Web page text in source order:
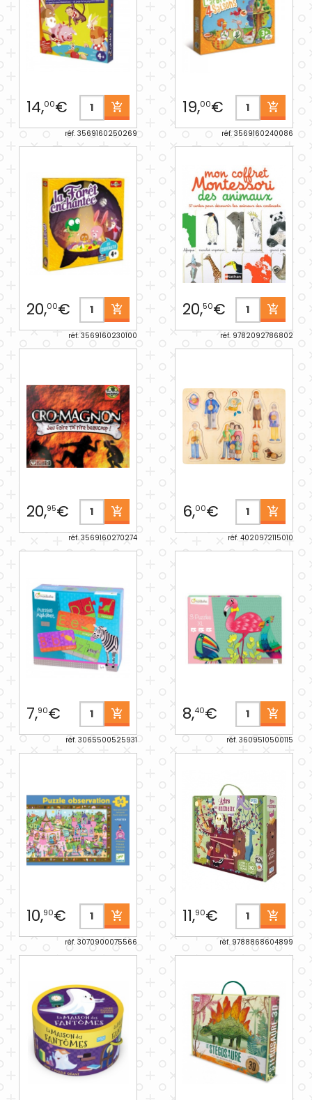
14,00€
réf. 3569160250269
19,00€
réf. 3569160240086
20,00€
réf. 3569160230100
20,50€
réf. 9782092786802
20,95€
réf. 3569160270274
6,00€
réf. 4020972115010
7,90€
réf. 3065500525931
8,40€
réf. 3609510500115
10,90€
réf. 3070900075566
11,90€
réf. 9788868604899